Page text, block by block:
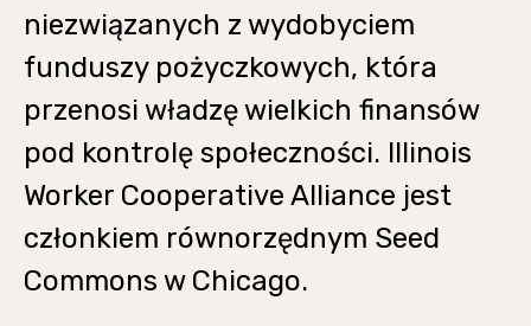
niezwiązanych z wydobyciem
funduszy pożyczkowych, która
przenosi władzę wielkich finansów
pod kontrolę społeczności. Illinois
Worker Cooperative Alliance jest
członkiem równorzędnym Seed
Commons w Chicago.